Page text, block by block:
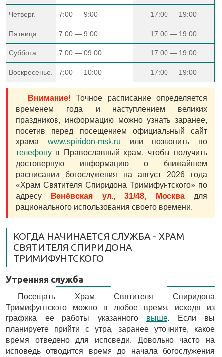
Четверг. 7:00 — 9:00 17:00 — 19:00
Пятница. 7:00 — 9:00 17:00 — 19:00
Суббота. 7:00 — 09:00 17:00 — 19:00
Воскресенье. 7:00 — 10:00 17:00 — 19:00
Внимание! Точное расписание определяется
временем года и наступлением великих
праздников, информацию можно узнать заранее,
посетив перед посещением официальный сайт
храма www.spiridon-msk.ru или позвонить по
телефону в Православный храм, чтобы получить
достоверную информацию о ближайшем
расписании богослужения на август 2026 года
«Храм Святителя Спиридона Тримифунтского» по
адресу
Венёвская ул., 31/48, Москвадля
рационального использования своего времени.
КОГДА НАЧИНАЕТСЯ СЛУЖБА - ХРАМ
СВЯТИТЕЛЯ СПИРИДОНА
ТРИМИФУНТСКОГО
Утренняя служба
Посещать Храм Святителя Спиридона
Тримифунтского можно в любое время, исходя из
графика ее работы указанного выше. Если вы
планируете прийти с утра, заранее уточните, какое
время отведено для исповеди. Довольно часто на
исповедь отводится время до начала богослужения